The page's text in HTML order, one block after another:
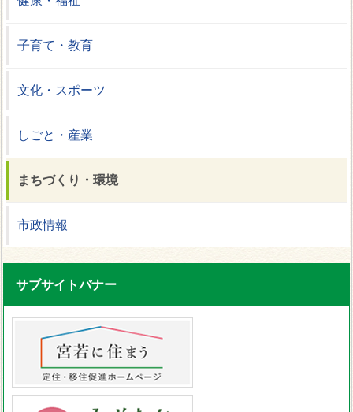
子育て・教育
文化・スポーツ
しごと・産業
まちづくり・環境
市政情報
サブサイトバナー